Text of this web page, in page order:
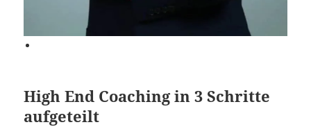
High End Coaching in 3 Schritte
aufgeteilt